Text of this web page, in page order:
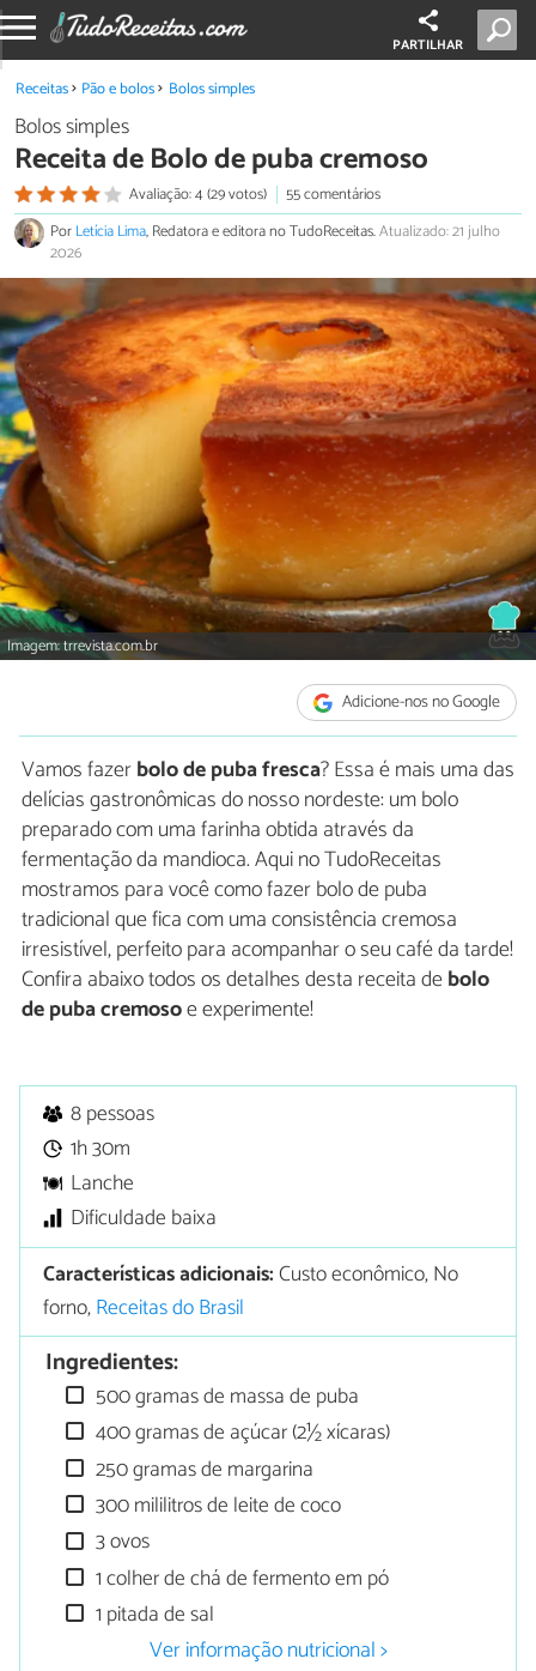
PARTILHAR
Receitas Pão e bolos Bolos simples
Bolos simples
Receita de Bolo de puba cremoso
Avaliação: 4 (29 votos)
55 comentários
PorLetícia Lima, Redatora e editora no TudoReceitas.Atualizado: 21 julho
2026
Imagem: trrevista.com.br
Adicione-nos no Google
Vamos fazerbolo de puba fresca? Essa é mais uma das
delícias gastronômicas do nosso nordeste: um bolo
preparado com uma farinha obtida através da
fermentação da mandioca. Aqui no TudoReceitas
mostramos para você como fazer bolo de puba
tradicional que fica com uma consistência cremosa
irresistível, perfeito para acompanhar o seu café da tarde!
Confira abaixo todos os detalhes desta receita debolo
de puba cremosoe experimente!
8 pessoas
1h 30m
Lanche
Dificuldade baixa
Características adicionais:Custo econômico, No
forno,Receitas do Brasil
Ingredientes:
500 gramas de massa de puba
400 gramas de açúcar (2½ xícaras)
250 gramas de margarina
300 mililitros de leite de coco
3 ovos
1 colher de chá de fermento em pó
1 pitada de sal
Ver informação nutricional >